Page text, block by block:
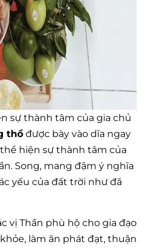
sự thành tâm của gia chủ
thổ được bày vào dĩa ngay
hiện sự thành tâm của
Song, mang đậm ý nghĩa
yếu của đất trời như đã
vị Thần phù hộ cho gia đạo
làm ăn phát đạt, thuận